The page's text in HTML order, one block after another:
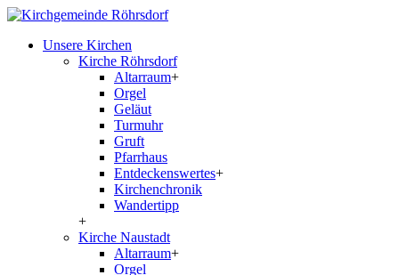
Unsere Kirchen
Kirche Röhrsdorf
Altarraum+
Orgel
Geläut
Turmuhr
Gruft
Pfarrhaus
Entdeckenswertes+
Kirchenchronik
Wandertipp
+
Kirche Naustadt
Altarraum+
Orgel